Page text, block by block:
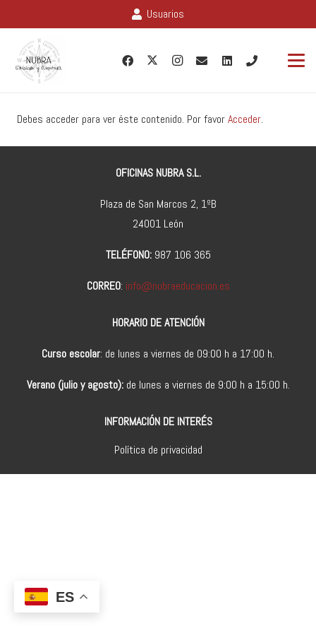
Usuarios
Debes acceder para ver éste contenido. Por favorAcceder.
OFICINAS NUBRA S.L.
Plaza de San Marcos 2, 1ºB
24001 León
TELÉFONO:987 106 365
CORREO: info@nubraeducacion.es
HORARIO DE ATENCIÓN
Curso escolar: de lunes a viernes de 09:00 h a 17:00 h.
Verano (julio y agosto):de lunes a viernes de 9:00 h a 15:00 h.
INFORMACIÓN DE INTERÉS
Política de privacidad
ES